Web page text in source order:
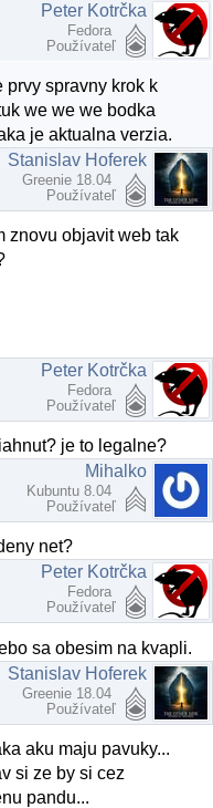
Peter Kotrčka
Fedora
Používateľ
prvy spravny krok k
we we we bodka
je aktualna verzia.
Stanislav Hoferek
Greenie 18.04
Používateľ
znovu objavit web tak
Peter Kotrčka
Fedora
Používateľ
je to legalne?
Mihalko
Kubuntu 8.04
Používateľ
net?
Peter Kotrčka
Fedora
Používateľ
sa obesim na kvapli.
Stanislav Hoferek
Greenie 18.04
Používateľ
aku maju pavuky...
si ze by si cez
pandu...